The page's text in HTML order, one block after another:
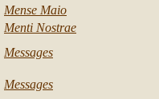
Mense Maio
Menti Nostrae
Messages
Messages